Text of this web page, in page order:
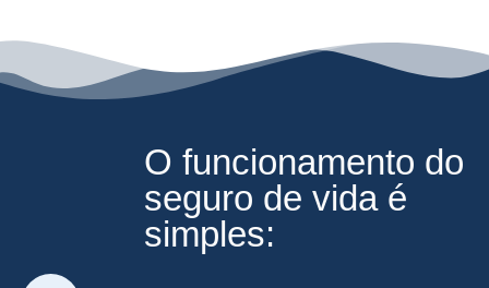
O funcionamento do
seguro de vida é
simples: